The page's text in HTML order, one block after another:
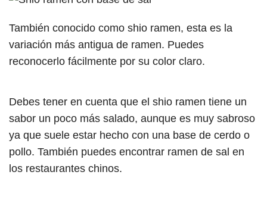
También conocido como shio ramen, esta es la
variación más antigua de ramen. Puedes
reconocerlo fácilmente por su color claro.
Debes tener en cuenta que el shio ramen tiene un
sabor un poco más salado, aunque es muy sabroso
ya que suele estar hecho con una base de cerdo o
pollo. También puedes encontrar ramen de sal en
los restaurantes chinos.